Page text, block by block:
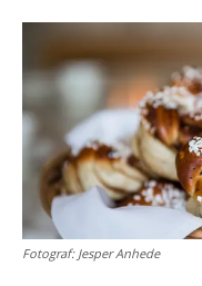
Fotograf: Jesper Anhede